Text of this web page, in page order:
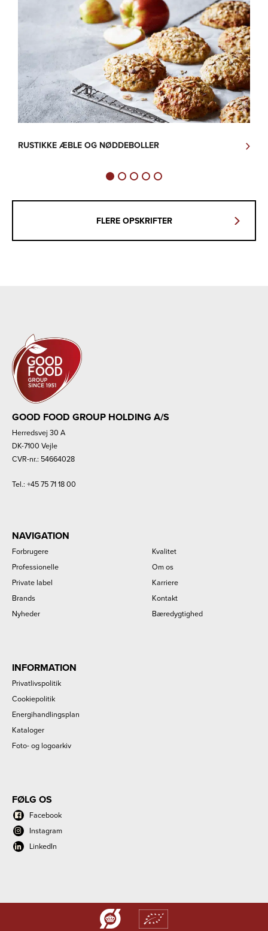
RUSTIKKE ÆBLE OG NØDDEBOLLER
FLERE OPSKRIFTER
GOOD FOOD GROUP HOLDING A/S
Herredsvej 30 A
DK-7100 Vejle
CVR-nr.: 54664028
Tel.: +45 75 71 18 00
NAVIGATION
Forbrugere
Professionelle
Private label
Brands
Nyheder
Kvalitet
Om os
Karriere
Kontakt
Bæredygtighed
INFORMATION
Privatlivspolitik
Cookiepolitik
Energihandlingsplan
Kataloger
Foto- og logoarkiv
FØLG OS
Facebook
Instagram
LinkedIn